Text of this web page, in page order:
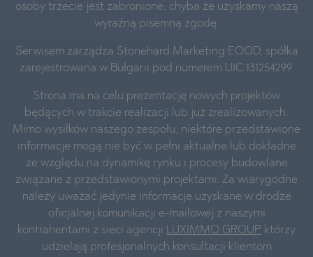
osoby trzecie jest zabronione, chyba że uzyskamy naszą
wyraźną pisemną zgodę.
Serwisem zarządza Stonehard Marketing EOOD, spółka
zarejestrowana w Bułgarii pod numerem UIC 131254299.
Strona ma na celu prezentację nowych projektów
będących w trakcie realizacji lub już zrealizowanych.
Mimo wysiłków naszego zespołu, niektóre przedstawione
informacje mogą nie być w pełni aktualne lub dokładne
ze względu na dynamikę rynku i procesy budowlane
związane z przedstawionymi projektami. Za wiarygodne
należy uważać jedynie informacje uzyskane w drodze
oficjalnej komunikacji e-mailowej z naszymi
kontrahentami z sieci agencji LUXIMMO GROUP którzy
udzielają profesjonalnych konsultacji klientom